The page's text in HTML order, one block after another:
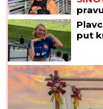
put